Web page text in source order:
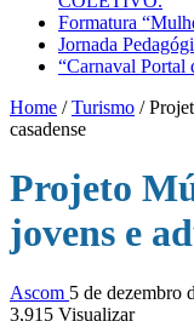
Formatura
Jornada
“Carnaval Portal
Home / Turismo /
casadense
Projeto
jovens e
Ascom 5 de dezembro
3,915 Visualizar